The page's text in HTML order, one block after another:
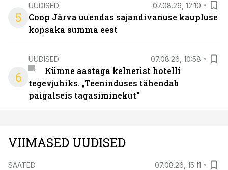
5
UUDISED 07.08.26, 12:10
Coop Järva uuendas sajandivanuse kaupluse
kopsaka summa eest
6
UUDISED 07.08.26, 10:58
Kümne aastaga kelnerist hotelli
tegevjuhiks. „Teeninduses tähendab
paigalseis tagasiminekut“
VIIMASED UUDISED
SAATED 07.08.26, 15:11